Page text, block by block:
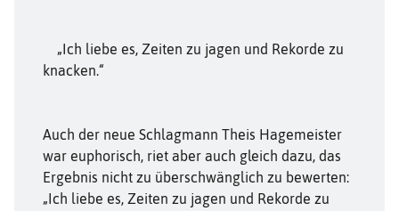
„Ich liebe es, Zeiten zu jagen und Rekorde zu
knacken.“
Auch der neue Schlagmann Theis Hagemeister
war euphorisch, riet aber auch gleich dazu, das
Ergebnis nicht zu überschwänglich zu bewerten:
„Ich liebe es, Zeiten zu jagen und Rekorde zu